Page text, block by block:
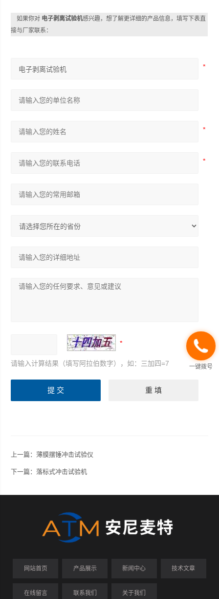
如果你对 电子剥离试验机感兴趣，想了解更详细的产品信息，填写下表直
接与厂家联系：
请输入计算结果（填写阿拉伯数字），如：三加四=7
上一篇：薄膜摆锤冲击试验仪
下一篇：落标式冲击试验机
网站首页 产品展示 新闻中心 技术文章
在线留言 联系我们 关于我们
一键拨号